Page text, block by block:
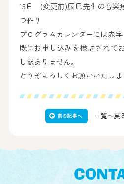
15日 (変更前)辰巳先生の音
つ作り
プログラムカレンダーには赤字
既にお申し込みを検討されて
し訳ありません。
どうぞよろしくお願いいたしま
一覧へ戻